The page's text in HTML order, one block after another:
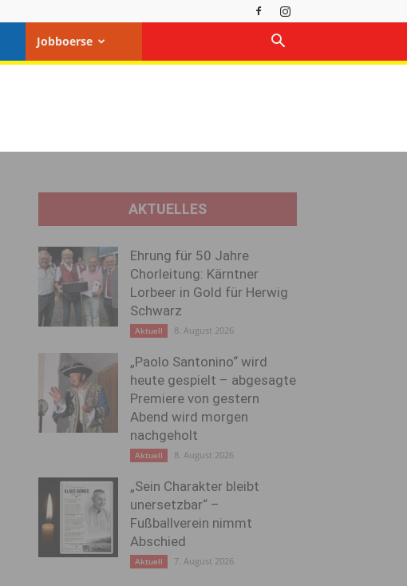
Jobboerse
AKTUELLES
Ehrung für 50 Jahre
Chorleitung: Kärntner
Lorbeer in Gold für Herwig
Schwarz
Aktuell 8. August 2026
„Paolo Santonino“ wird
heute gespielt – abgesagte
Premiere von gestern
Abend wird morgen
nachgeholt
Aktuell 8. August 2026
„Sein Charakter bleibt
unersetzbar“ –
Fußballverein nimmt
Abschied
Aktuell 7. August 2026